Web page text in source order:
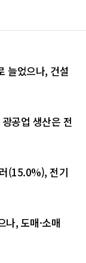
늘었으나, 건설
공업 생산은 전
(15.0%), 전기
, 도매·소매